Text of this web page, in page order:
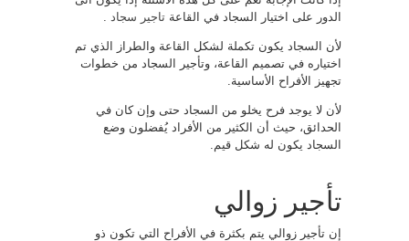
الدور على اختيار السجاد في القاعة تاجير سجاد
لأن السجاد يكون تكملة لشكل القاعة والطراز الذي تم
اختياره في تصميم القاعة، وتأجير السجاد من خطوات
تجهيز الأفراح الأساسية.
لأن لا يوجد فرح يخلو من السجاد حتى وإن كان في
الحدائق، حيث أن الكثير من الأفراد يُفضلون وضع
السجاد يكون له شكل قيم.
تأجير زوالي
إن تأجير زوالي يتم بكثرة في الأفراح التي تكون ذو